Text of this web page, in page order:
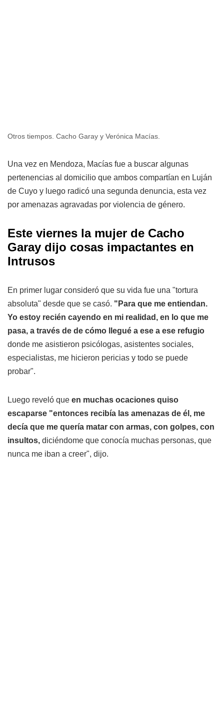
Otros tiempos. Cacho Garay y Verónica Macías.
Una vez en Mendoza, Macías fue a buscar algunas
pertenencias al domicilio que ambos compartían en Luján
de Cuyo y luego radicó una segunda denuncia, esta vez
por amenazas agravadas por violencia de género.
Este viernes la mujer de Cacho
Garay dijo cosas impactantes en
Intrusos
En primer lugar consideró que su vida fue una "tortura
absoluta" desde que se casó. "Para que me entiendan.
Yo estoy recién cayendo en mi realidad, en lo que me
pasa, a través de de cómo llegué a ese a ese refugio
donde me asistieron psicólogas, asistentes sociales,
especialistas, me hicieron pericias y todo se puede
probar".
Luego reveló que en muchas ocaciones quiso
escaparse "entonces recibía las amenazas de él, me
decía que me quería matar con armas, con golpes, con
insultos, diciéndome que conocía muchas personas, que
nunca me iban a creer", dijo.